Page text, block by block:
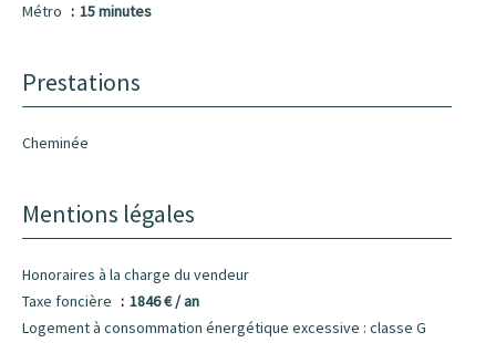
Métro
15 minutes
Prestations
Cheminée
Mentions légales
Honoraires à la charge du vendeur
Taxe foncière
1846 € / an
Logement à consommation énergétique excessive : classe G